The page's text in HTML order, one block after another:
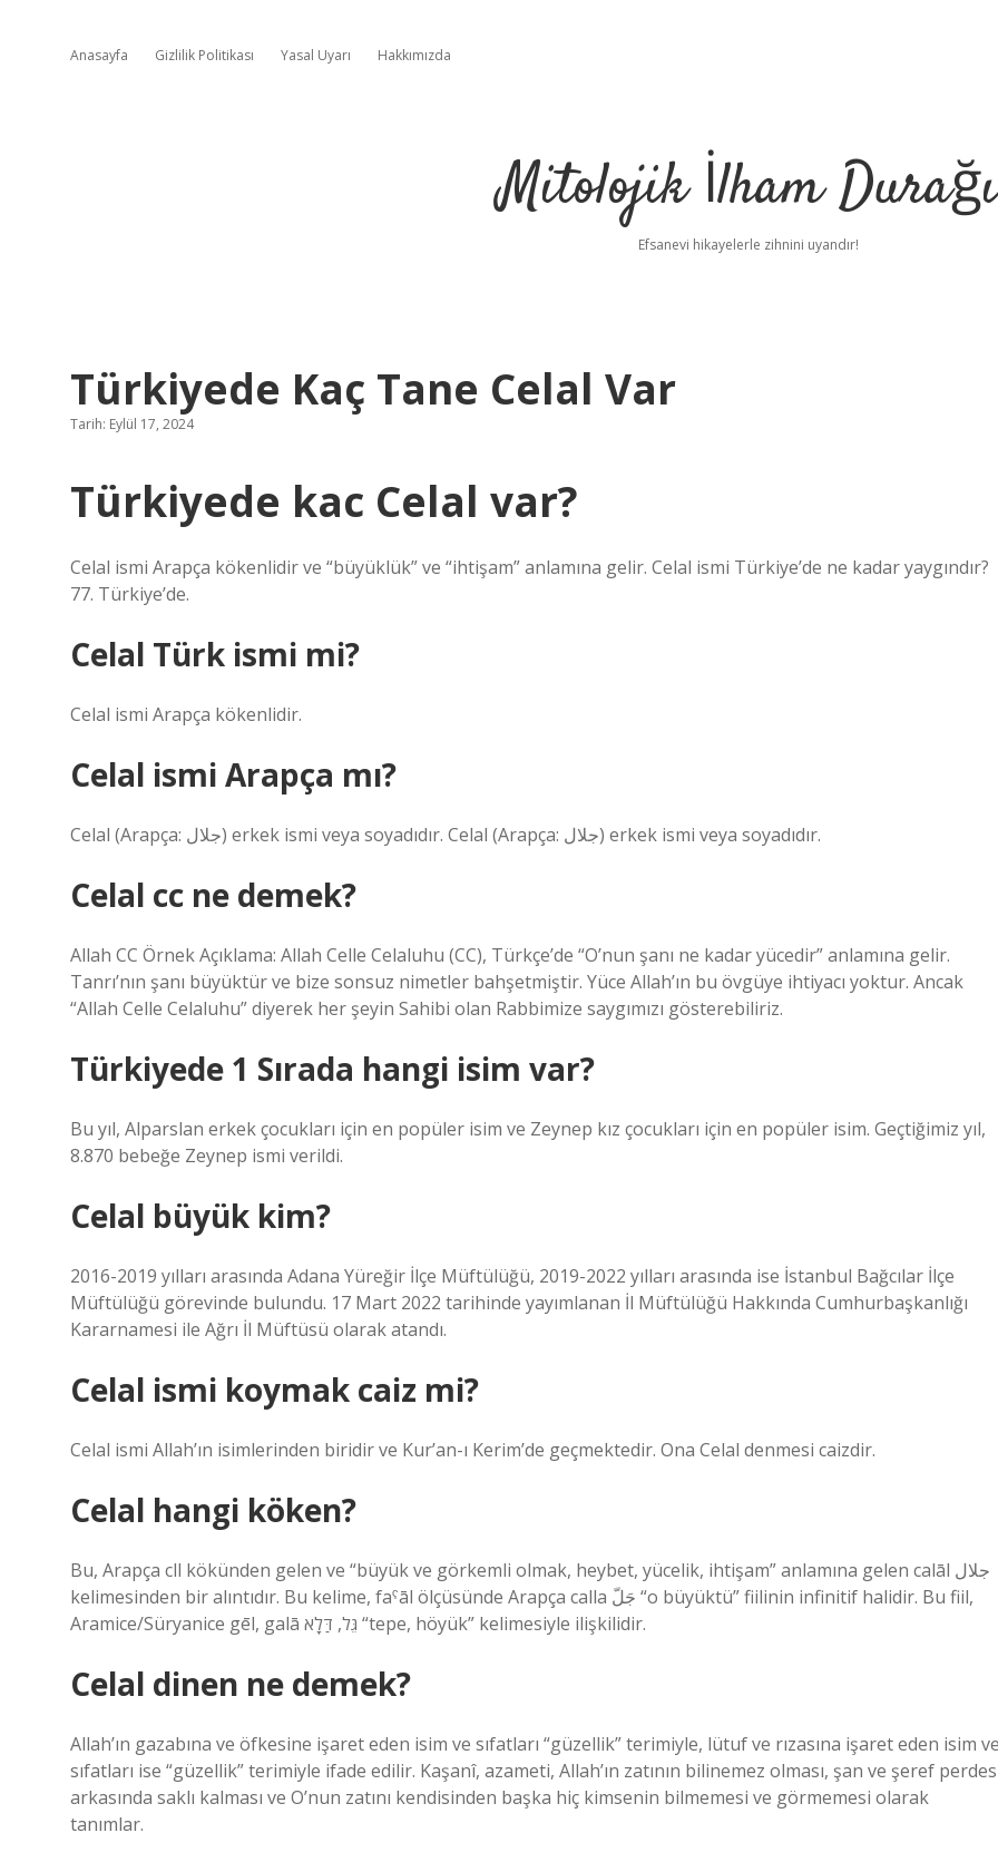
Anasayfa Gizlilik Politikası Yasal Uyarı Hakkımızda
Mitolojik İlham Durağı
Efsanevi hikayelerle zihnini uyandır!
Türkiyede Kaç Tane Celal Var
Tarih: Eylül 17, 2024
Türkiyede kac Celal var?
Celal ismi Arapça kökenlidir ve “büyüklük” ve “ihtişam” anlamına gelir. Celal ismi Türkiye’de ne kadar yaygındır?
77. Türkiye’de.
Celal Türk ismi mi?
Celal ismi Arapça kökenlidir.
Celal ismi Arapça mı?
Celal (Arapça: جلال) erkek ismi veya soyadıdır. Celal (Arapça: جلال) erkek ismi veya soyadıdır.
Celal cc ne demek?
Allah CC Örnek Açıklama: Allah Celle Celaluhu (CC), Türkçe’de “O’nun şanı ne kadar yücedir” anlamına gelir.
Tanrı’nın şanı büyüktür ve bize sonsuz nimetler bahşetmiştir. Yüce Allah’ın bu övgüye ihtiyacı yoktur. Ancak
“Allah Celle Celaluhu” diyerek her şeyin Sahibi olan Rabbimize saygımızı gösterebiliriz.
Türkiyede 1 Sırada hangi isim var?
Bu yıl, Alparslan erkek çocukları için en popüler isim ve Zeynep kız çocukları için en popüler isim. Geçtiğimiz yıl,
8.870 bebeğe Zeynep ismi verildi.
Celal büyük kim?
2016-2019 yılları arasında Adana Yüreğir İlçe Müftülüğü, 2019-2022 yılları arasında ise İstanbul Bağcılar İlçe
Müftülüğü görevinde bulundu. 17 Mart 2022 tarihinde yayımlanan İl Müftülüğü Hakkında Cumhurbaşkanlığı
Kararnamesi ile Ağrı İl Müftüsü olarak atandı.
Celal ismi koymak caiz mi?
Celal ismi Allah’ın isimlerinden biridir ve Kur’an-ı Kerim’de geçmektedir. Ona Celal denmesi caizdir.
Celal hangi köken?
Bu, Arapça cll kökünden gelen ve “büyük ve görkemli olmak, heybet, yücelik, ihtişam” anlamına gelen calāl جلال
kelimesinden bir alıntıdır. Bu kelime, faˁāl ölçüsünde Arapça calla جَلّ “o büyüktü” fiilinin infinitif halidir. Bu fiil,
Aramice/Süryanice gēl, galā גֵּל, דַּלָא “tepe, höyük” kelimesiyle ilişkilidir.
Celal dinen ne demek?
Allah’ın gazabına ve öfkesine işaret eden isim ve sıfatları “güzellik” terimiyle, lütuf ve rızasına işaret eden isim
sıfatları ise “güzellik” terimiyle ifade edilir. Kaşanî, azameti, Allah’ın zatının bilinemez olması, şan ve şeref
arkasında saklı kalması ve O’nun zatını kendisinden başka hiç kimsenin bilmemesi ve görmemesi olarak
tanımlar.